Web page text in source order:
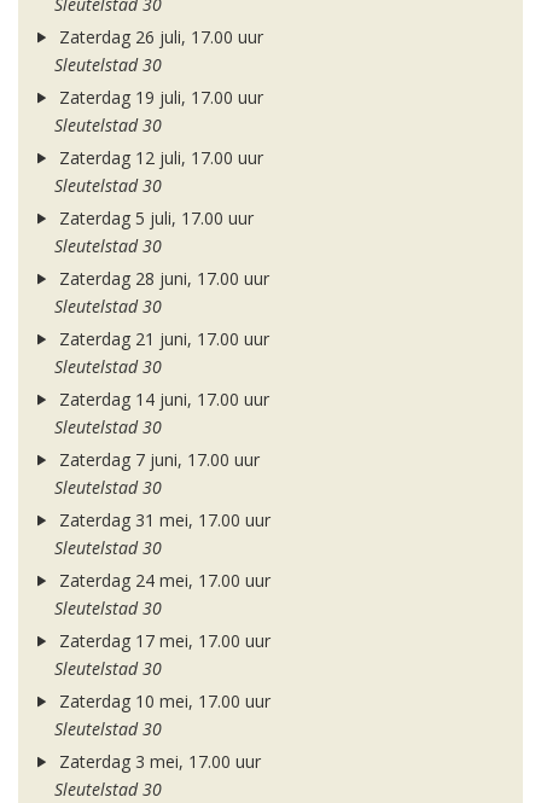
Sleutelstad 30
Zaterdag 26 juli, 17.00 uur
Sleutelstad 30
Zaterdag 19 juli, 17.00 uur
Sleutelstad 30
Zaterdag 12 juli, 17.00 uur
Sleutelstad 30
Zaterdag 5 juli, 17.00 uur
Sleutelstad 30
Zaterdag 28 juni, 17.00 uur
Sleutelstad 30
Zaterdag 21 juni, 17.00 uur
Sleutelstad 30
Zaterdag 14 juni, 17.00 uur
Sleutelstad 30
Zaterdag 7 juni, 17.00 uur
Sleutelstad 30
Zaterdag 31 mei, 17.00 uur
Sleutelstad 30
Zaterdag 24 mei, 17.00 uur
Sleutelstad 30
Zaterdag 17 mei, 17.00 uur
Sleutelstad 30
Zaterdag 10 mei, 17.00 uur
Sleutelstad 30
Zaterdag 3 mei, 17.00 uur
Sleutelstad 30